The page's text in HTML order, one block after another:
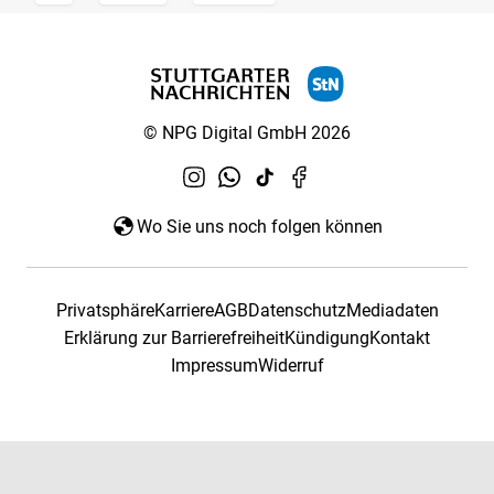
© NPG Digital GmbH 2026
Wo Sie uns noch folgen können
PrivatsphäreKarriereAGBDatenschutzMediadaten
Erklärung zur BarrierefreiheitKündigungKontakt
ImpressumWiderruf